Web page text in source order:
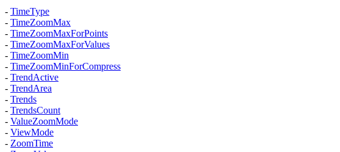
- TimeType
- TimeZoomMax
- TimeZoomMaxForPoints
- TimeZoomMaxForValues
- TimeZoomMin
- TimeZoomMinForCompress
- TrendActive
- TrendArea
- Trends
- TrendsCount
- ValueZoomMode
- ViewMode
- ZoomTime